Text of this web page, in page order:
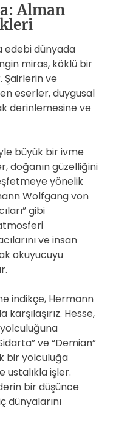
Alman
edebi dünyada
miras, köklü bir
Şairlerin ve
eserler, duygusal
derinlemesine ve
büyük bir ivme
doğanın güzelliğini
yönelik
Wolfgang von
gibi
ve insan
okuyucuyu
indikçe, Hermann
Hesse,
ve “Demian”
bir yolculuğa
ustalıkla işler.
bir düşünce
dünyalarını